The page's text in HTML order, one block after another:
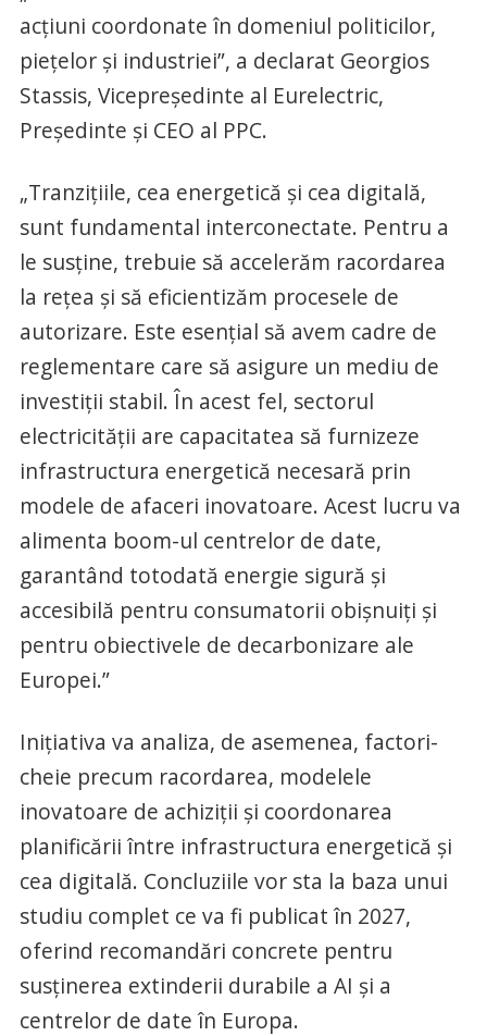
acțiuni coordonate în domeniul politicilor,
piețelor și industriei”, a declarat Georgios
Stassis, Vicepreședinte al Eurelectric,
Președinte și CEO al PPC.
„Tranzițiile, cea energetică și cea digitală,
sunt fundamental interconectate. Pentru a
le susține, trebuie să accelerăm racordarea
la rețea și să eficientizăm procesele de
autorizare. Este esențial să avem cadre de
reglementare care să asigure un mediu de
investiții stabil. În acest fel, sectorul
electricității are capacitatea să furnizeze
infrastructura energetică necesară prin
modele de afaceri inovatoare. Acest lucru va
alimenta boom-ul centrelor de date,
garantând totodată energie sigură și
accesibilă pentru consumatorii obișnuiți și
pentru obiectivele de decarbonizare ale
Europei.”
Inițiativa va analiza, de asemenea, factori-
cheie precum racordarea, modelele
inovatoare de achiziții și coordonarea
planificării între infrastructura energetică și
cea digitală. Concluziile vor sta la baza unui
studiu complet ce va fi publicat în 2027,
oferind recomandări concrete pentru
susținerea extinderii durabile a AI și a
centrelor de date în Europa.